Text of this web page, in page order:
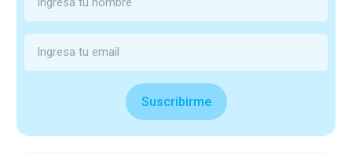
Suscribirme